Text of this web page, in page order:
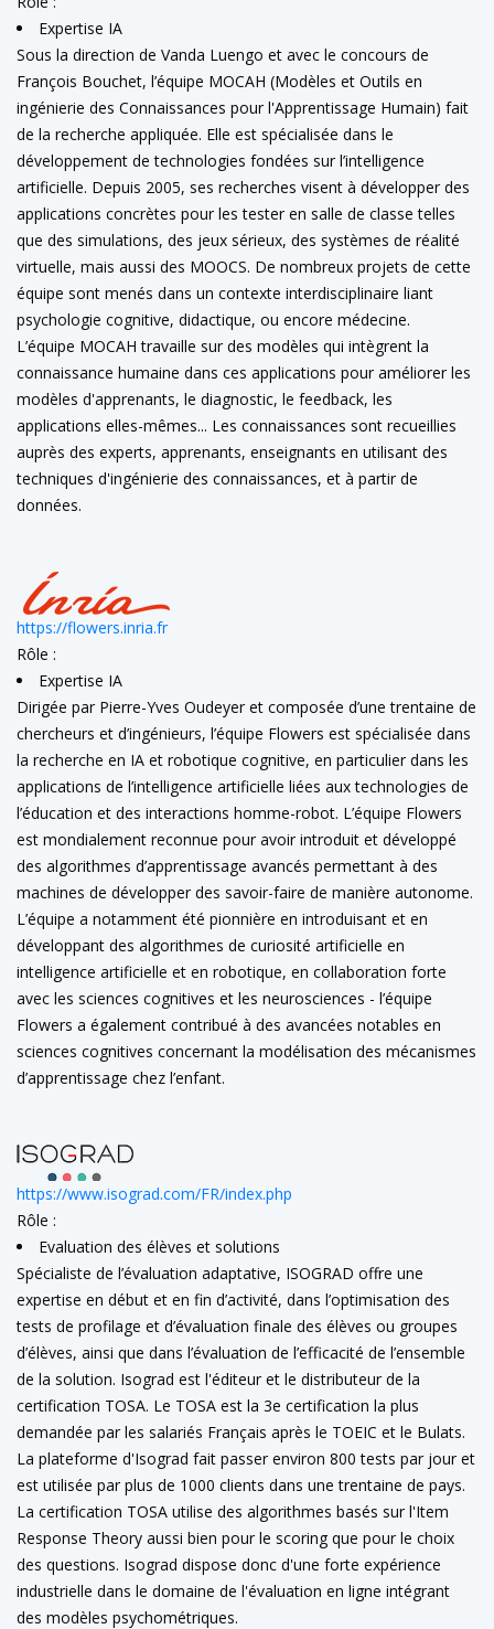
Expertise IA
Sous la direction de Vanda Luengo et avec le concours de
François Bouchet, l’équipe MOCAH (Modèles et Outils en
ingénierie des Connaissances pour l'Apprentissage Humain) fait
de la recherche appliquée. Elle est spécialisée dans le
développement de technologies fondées sur l’intelligence
artificielle. Depuis 2005, ses recherches visent à développer des
applications concrètes pour les tester en salle de classe telles
que des simulations, des jeux sérieux, des systèmes de réalité
virtuelle, mais aussi des MOOCS. De nombreux projets de cette
équipe sont menés dans un contexte interdisciplinaire liant
psychologie cognitive, didactique, ou encore médecine.
L’équipe MOCAH travaille sur des modèles qui intègrent la
connaissance humaine dans ces applications pour améliorer les
modèles d'apprenants, le diagnostic, le feedback, les
applications elles-mêmes... Les connaissances sont recueillies
auprès des experts, apprenants, enseignants en utilisant des
techniques d'ingénierie des connaissances, et à partir de
données.
https://flowers.inria.fr
Rôle :
Expertise IA
Dirigée par Pierre-Yves Oudeyer et composée d’une trentaine de
chercheurs et d’ingénieurs, l’équipe Flowers est spécialisée dans
la recherche en IA et robotique cognitive, en particulier dans les
applications de l’intelligence artificielle liées aux technologies de
l’éducation et des interactions homme-robot. L’équipe Flowers
est mondialement reconnue pour avoir introduit et développé
des algorithmes d’apprentissage avancés permettant à des
machines de développer des savoir-faire de manière autonome.
L’équipe a notamment été pionnière en introduisant et en
développant des algorithmes de curiosité artificielle en
intelligence artificielle et en robotique, en collaboration forte
avec les sciences cognitives et les neurosciences - l’équipe
Flowers a également contribué à des avancées notables en
sciences cognitives concernant la modélisation des mécanismes
d’apprentissage chez l’enfant.
https://www.isograd.com/FR/index.php
Rôle :
Evaluation des élèves et solutions
Spécialiste de l’évaluation adaptative, ISOGRAD offre une
expertise en début et en fin d’activité, dans l’optimisation des
tests de profilage et d’évaluation finale des élèves ou groupes
d’élèves, ainsi que dans l’évaluation de l’efficacité de l’ensemble
de la solution. Isograd est l'éditeur et le distributeur de la
certification TOSA. Le TOSA est la 3e certification la plus
demandée par les salariés Français après le TOEIC et le Bulats.
La plateforme d'Isograd fait passer environ 800 tests par jour et
est utilisée par plus de 1000 clients dans une trentaine de pays.
La certification TOSA utilise des algorithmes basés sur l'Item
Response Theory aussi bien pour le scoring que pour le choix
des questions. Isograd dispose donc d'une forte expérience
industrielle dans le domaine de l'évaluation en ligne intégrant
des modèles psychométriques.